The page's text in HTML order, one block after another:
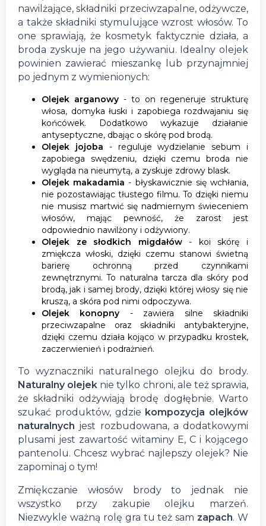
nawilżające, składniki przeciwzapalne, odżywcze,
a także składniki stymulujące wzrost włosów. To
one sprawiają, że kosmetyk faktycznie działa, a
broda zyskuje na jego używaniu. Idealny olejek
powinien zawierać mieszankę lub przynajmniej
po jednym z wymienionych:
Olejek arganowy - to on regeneruje strukturę
włosa, domyka łuski i zapobiega rozdwajaniu się
końcówek. Dodatkowo wykazuje działanie
antyseptyczne, dbając o skórę pod brodą.
Olejek jojoba - reguluje wydzielanie sebum i
zapobiega swędzeniu, dzięki czemu broda nie
wygląda na nieumytą, a zyskuje zdrowy blask.
Olejek makadamia - błyskawicznie się wchłania,
nie pozostawiając tłustego filmu. To dzięki niemu
nie musisz martwić się nadmiernym świeceniem
włosów, mając pewność, że zarost jest
odpowiednio nawilżony i odżywiony.
Olejek ze słodkich migdałów- koi skórę i
zmiękcza włoski, dzięki czemu stanowi świetną
barierę ochronną przed czynnikami
zewnętrznymi. To naturalna tarcza dla skóry pod
brodą, jak i samej brody, dzięki której włosy się nie
kruszą, a skóra pod nimi odpoczywa.
Olejek konopny - zawiera silne składniki
przeciwzapalne oraz składniki antybakteryjne,
dzięki czemu działa kojąco w przypadku krostek,
zaczerwienień i podrażnień.
To wyznaczniki naturalnego olejku do brody.
Naturalny olejek nie tylko chroni, ale też sprawia,
że składniki odżywiają brodę dogłębnie. Warto
szukać produktów, gdzie kompozycja olejków
naturalnych jest rozbudowana, a dodatkowymi
plusami jest zawartość witaminy E, C i kojącego
pantenolu. Chcesz wybrać najlepszy olejek? Nie
zapominaj o tym!
Zmiękczanie włosów brody to jednak nie
wszystko przy zakupie olejku marzeń.
Niezwykle ważną rolę gra tu też sam zapach. W